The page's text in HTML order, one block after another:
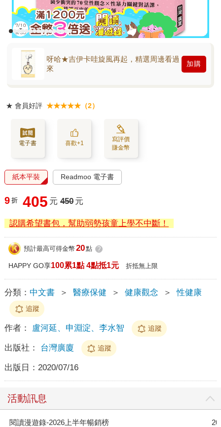
呀哈★吉伊卡哇旋風再起，精選周邊看過
來
加購
★ 會員好評 ★★★★★（2）
電子書 喜歡+1
寫評價
賺金幣
紙本平裝 Readmoo 電子書
9 折 405 元 450 元
認購希望書包，幫助弱勢孩童上學不中斷！
預計最高可得金幣 20點 ?
HAPPY GO享100累1點 4點抵1元 折抵無上限
分類： 中文書 ＞ 醫療保健 ＞ 健康觀念 ＞ 性健康
追蹤
作者： 盧河延、申淵淀、李水智 追蹤
出版社： 台灣廣廈 追蹤
出版日： 2020/07/16
活動訊息
閱讀漫遊錄-2026上半年暢銷榜